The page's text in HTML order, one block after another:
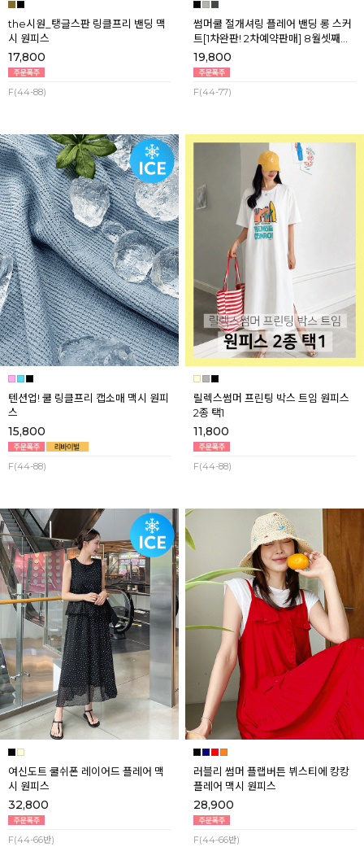
the시원_탱글스판 링클프리 밴딩 맥
시 원피스
17,800
F(44-88)
썸머쿨 절개셔링 플레어 밴딩 롱 스커
트[1차완판! 2차예약판매] 8월셋째주
순차배송
19,800
F(44-77)
텐션업! 쿨 링클프리 캡소매 맥시 원피
스
15,800
F(44-88)
릴렉스썸머 프린팅 박스 트임 원피스
2종 택1
11,800
F(44-88)
여신도트 쿨쉬폰 레이어드 플레어 맥
시 원피스
32,800
F(44-66반)
러블리 썸머 플랩버튼 뷔스티에 캉캉
플레어 맥시 원피스
28,900
F(44-66반)